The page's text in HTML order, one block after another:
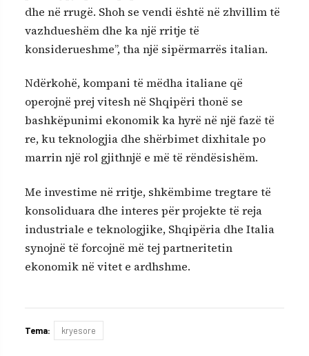
dhe në rrugë. Shoh se vendi është në zhvillim të
vazhdueshëm dhe ka një rritje të
konsiderueshme”, tha një sipërmarrës italian.
Ndërkohë, kompani të mëdha italiane që
operojnë prej vitesh në Shqipëri thonë se
bashkëpunimi ekonomik ka hyrë në një fazë të
re, ku teknologjia dhe shërbimet dixhitale po
marrin një rol gjithnjë e më të rëndësishëm.
Me investime në rritje, shkëmbime tregtare të
konsoliduara dhe interes për projekte të reja
industriale e teknologjike, Shqipëria dhe Italia
synojnë të forcojnë më tej partneritetin
ekonomik në vitet e ardhshme.
Tema: kryesore